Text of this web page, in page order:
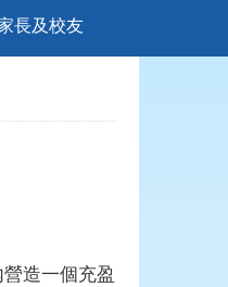
長及校友
造一個充盈